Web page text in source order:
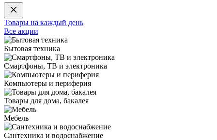
Товары на каждый день
Все акции
Бытовая техника
Смартфоны, ТВ и электроника
Компьютеры и периферия
Товары для дома, бакалея
Мебель
Сантехника и водоснабжение